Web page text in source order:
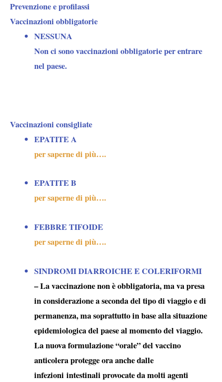
Prevenzione e profilassi
Vaccinazioni obbligatorie
NESSUNA
Non ci sono vaccinazioni obbligatorie per entrare
nel paese.
Vaccinazioni consigliate
EPATITE A
per saperne di più….
EPATITE B
per saperne di più….
FEBBRE TIFOIDE
per saperne di più….
SINDROMI DIARROICHE E COLERIFORMI
– La vaccinazione non è obbligatoria, ma va presa
in considerazione a seconda del tipo di viaggio e di
permanenza, ma soprattutto in base alla situazione
epidemiologica del paese al momento del viaggio.
La nuova formulazione “orale” del vaccino
anticoleraprotegge ora anche dalle
infezioni intestinali provocate da molti agenti